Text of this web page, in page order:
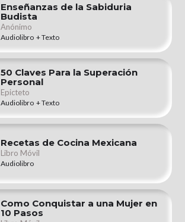
Enseñanzas de la Sabiduria
Budista
Anónimo
Audiolibro + Texto
50 Claves Para la Superación
Personal
Epicteto
Audiolibro + Texto
Recetas de Cocina Mexicana
Libro Móvil
Audiolibro
Como Conquistar a una Mujer en
10 Pasos